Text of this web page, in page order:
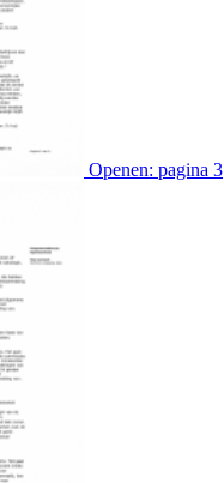
Openen: pagina 3